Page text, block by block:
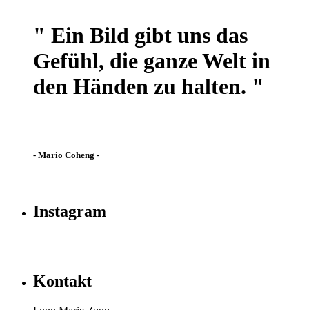
" Ein Bild gibt uns das
Gefühl, die ganze Welt in
den Händen zu halten. "
- Mario Coheng -
Instagram
Kontakt